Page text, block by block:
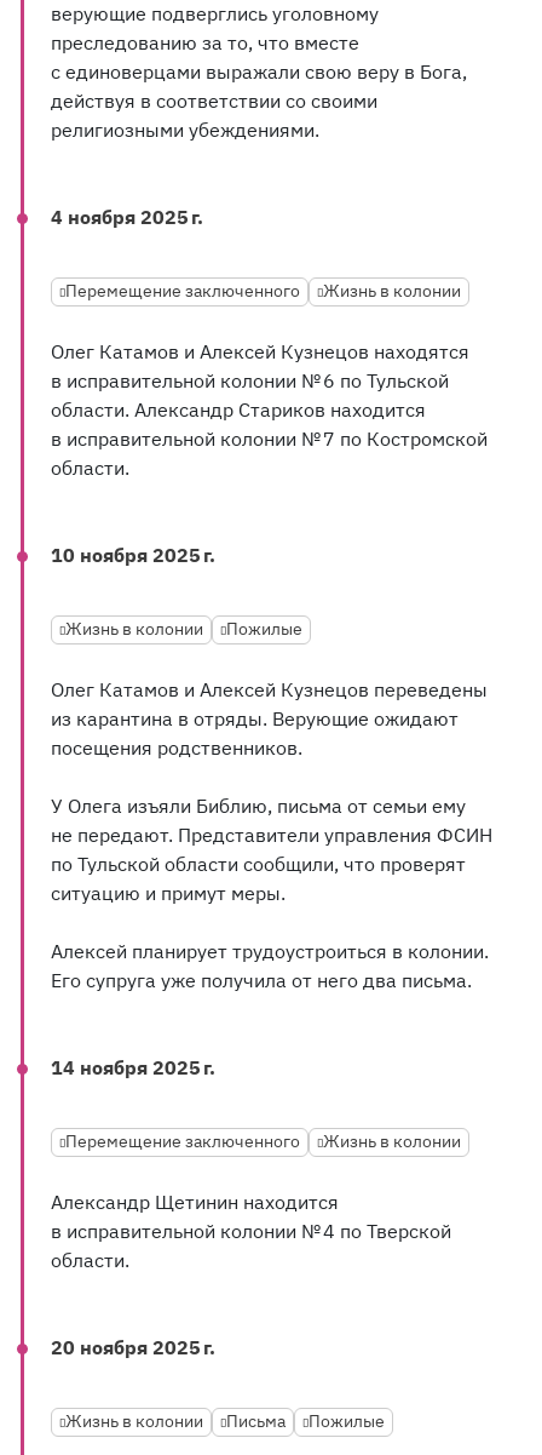
верующие подверглись уголовному
преследованию за то, что вместе
с единоверцами выражали свою веру в Бога,
действуя в соответствии со своими
религиозными убеждениями.
4 ноября 2025 г.
Перемещение заключенного Жизнь в колонии
Олег Катамов и Алексей Кузнецов находятся
в исправительной колонии № 6 по Тульской
области. Александр Стариков находится
в исправительной колонии № 7 по Костромской
области.
10 ноября 2025 г.
Жизнь в колонии Пожилые
Олег Катамов и Алексей Кузнецов переведены
из карантина в отряды. Верующие ожидают
посещения родственников.
У Олега изъяли Библию, письма от семьи ему
не передают. Представители управления ФСИН
по Тульской области сообщили, что проверят
ситуацию и примут меры.
Алексей планирует трудоустроиться в колонии.
Его супруга уже получила от него два письма.
14 ноября 2025 г.
Перемещение заключенного Жизнь в колонии
Александр Щетинин находится
в исправительной колонии № 4 по Тверской
области.
20 ноября 2025 г.
Жизнь в колонии Письма Пожилые